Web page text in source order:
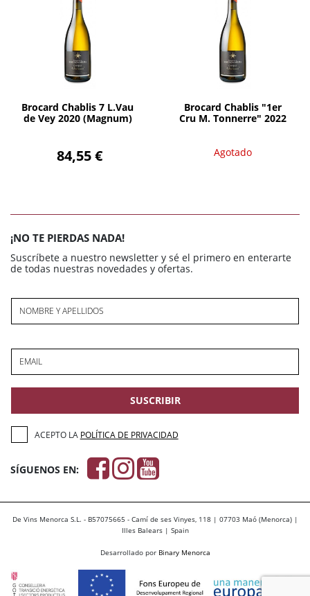
Brocard Chablis 7 L.Vau
de Vey 2020 (Magnum)
84,55 €
AÑADIR
Brocard Chablis "1er
Cru M. Tonnerre" 2022
Agotado
Agotado
¡NO TE PIERDAS NADA!
Suscríbete a nuestro newsletter y sé el primero en enterarte
de todas nuestras novedades y ofertas.
NOMBRE Y APELLIDOS
EMAIL
SUSCRIBIR
ACEPTO LA POLÍTICA DE PRIVACIDAD
SÍGUENOS EN:
De Vins Menorca S.L. - B57075665 - Camí de ses Vinyes, 118 | 07703 Maó (Menorca) |
Illes Balears | Spain
Desarrollado por Binary Menorca